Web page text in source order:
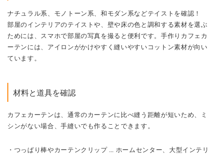
ナチュラル系、モノトーン系、和モダン系などテイストを確認！
部屋のインテリアのテイストや、壁や床の色と調和する素材を選ぶ
ためには、スマホで部屋の写真を撮ると便利です。手作りカフェカ
ーテンには、アイロンがかけやすく縫いやすいコットン素材が向い
ています。
材料と道具を確認
カフェカーテンは、通常のカーテンに比べ縫う距離が短いため、ミ
シンがない場合、手縫いでも作ることできます。
・つっぱり棒やカーテンクリップ … ホームセンター、大型インテリ